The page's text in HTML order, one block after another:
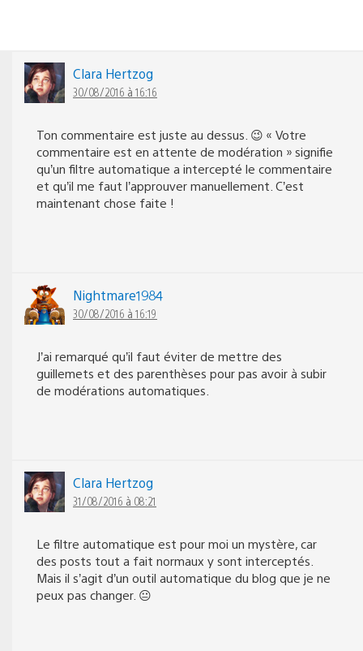
Clara Hertzog
30/08/2016 à 16:16
Ton commentaire est juste au dessus. 😉 « Votre
commentaire est en attente de modération » signifie
qu’un filtre automatique a intercepté le commentaire
et qu’il me faut l’approuver manuellement. C’est
maintenant chose faite !
Nightmare1984
30/08/2016 à 16:19
J’ai remarqué qu’il faut éviter de mettre des
guillemets et des parenthèses pour pas avoir à subir
de modérations automatiques.
Clara Hertzog
31/08/2016 à 08:21
Le filtre automatique est pour moi un mystère, car
des posts tout a fait normaux y sont interceptés.
Mais il s’agit d’un outil automatique du blog que je ne
peux pas changer. 😐